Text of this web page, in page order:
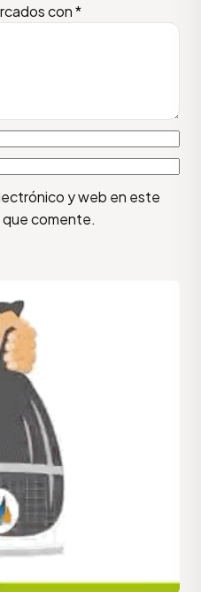
con*
y web en este
que comente.